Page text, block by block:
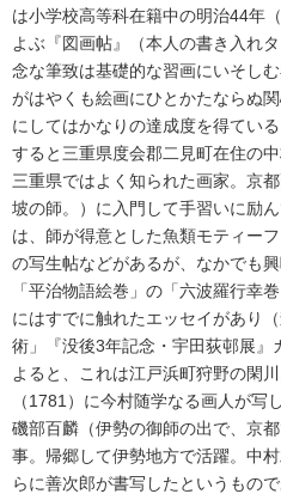
は小学校高等科在籍中の明治44年
よぶ『図画帖』（本人の書き入れ
念な筆致は基礎的な習画にいそし
がはやくも絵画にひとかたならぬ
にしてはかなりの達成度を得てい
すると三重県度会郡二見町在住の
三重県ではよく知られた画家。京
坡の師。）に入門して手習いに励
は、師が得意とした魚類モティー
の写生帖などがあるが、なかでも
「平治物語絵巻」の「六波羅行幸
にはすでに触れたエッセイがあり
術」『没後3年記念・宇田荻邨展』
よると、これは江戸浜町狩野の閑
（1781）に今村随学なる画人が写
磯部百麟（伊勢の御師の出で、京
事。帰郷して伊勢地方で活躍。中
らに善次郎が書写したというもの